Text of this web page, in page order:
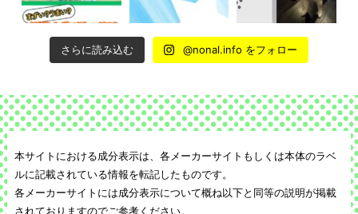
さらに読み込む @nonal.info をフォロー
本サイトにおける成分表示は、各メーカーサイトもしくは本体のラベ
ルに記載されている情報を転記したものです。
各メーカーサイトには成分表示について概ね以下と同等の説明が掲載
されておりますのでご参考ください。